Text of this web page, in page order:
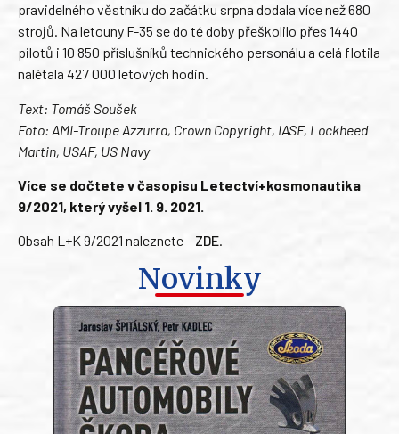
pravidelného věstníku do začátku srpna dodala více než 680
strojů. Na letouny F-35 se do té doby přeškolilo přes 1440
pilotů i 10 850 příslušníků technického personálu a celá flotila
nalétala 427 000 letových hodin.
Text: Tomáš Soušek
Foto: AMI-Troupe Azzurra, Crown Copyright, IASF, Lockheed
Martin, USAF, US Navy
Více se dočtete v časopisu Letectví+kosmonautika
9/2021, který vyšel 1. 9. 2021.
Obsah L+K 9/2021 naleznete – ZDE.
Novinky